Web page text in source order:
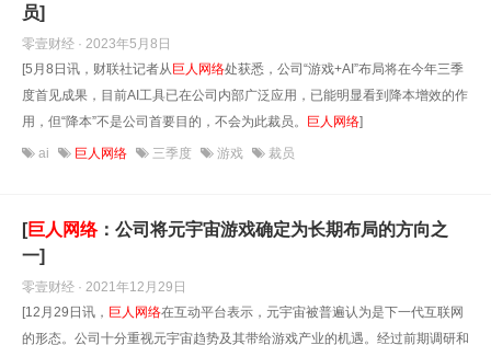
员]
零壹财经 · 2023年5月8日
[5月8日讯，财联社记者从巨人网络处获悉，公司“游戏+AI”布局将在今年三季
度首见成果，目前AI工具已在公司内部广泛应用，已能明显看到降本增效的作
用，但“降本”不是公司首要目的，不会为此裁员。 巨人网络]
ai 巨人网络 三季度 游戏 裁员
[巨人网络：公司将元宇宙游戏确定为长期布局的方向之
一]
零壹财经 · 2021年12月29日
[12月29日讯， 巨人网络在互动平台表示，元宇宙被普遍认为是下一代互联网
的形态。公司十分重视元宇宙趋势及其带给游戏产业的机遇。经过前期调研和